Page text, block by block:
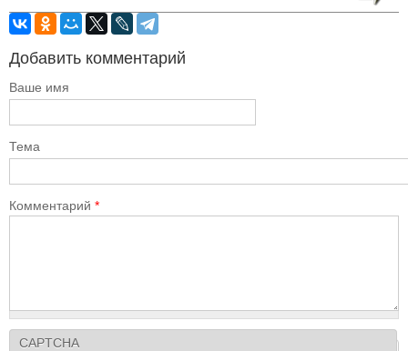
Добавить комментарий
Ваше имя
Тема
Комментарий *
CAPTCHA